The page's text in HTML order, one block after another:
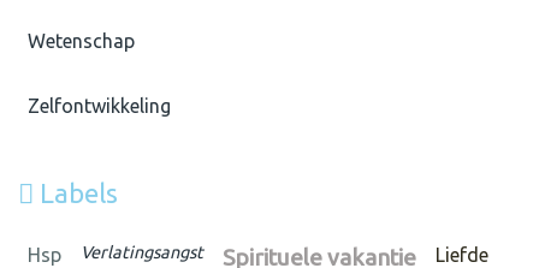
Wetenschap
Zelfontwikkeling
Labels
Hsp Verlatingsangst Spirituele vakantie Liefde